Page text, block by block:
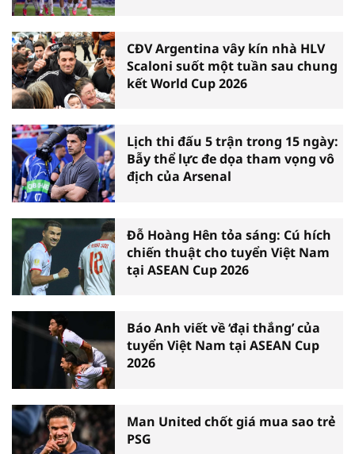
CĐV Argentina vây kín nhà HLV
Scaloni suốt một tuần sau chung
kết World Cup 2026
Lịch thi đấu 5 trận trong 15 ngày:
Bẫy thể lực đe dọa tham vọng vô
địch của Arsenal
Đỗ Hoàng Hên tỏa sáng: Cú hích
chiến thuật cho tuyển Việt Nam
tại ASEAN Cup 2026
Báo Anh viết về ‘đại thắng’ của
tuyển Việt Nam tại ASEAN Cup
2026
Man United chốt giá mua sao trẻ
PSG